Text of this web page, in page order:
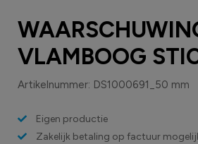
VLAMBOOG
Artikelnummer: DS1000691_50 mm
Eigen productie
Zakelijk betaling op factuur